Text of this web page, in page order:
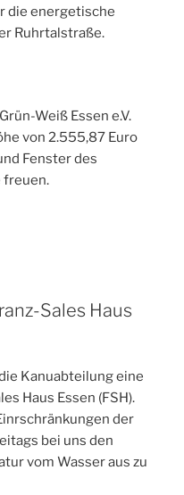
die energetische
Ruhrtalstraße.
Weiß Essen e.V.
von 2.555,87 Euro
Fenster des
freuen.
Sales Haus
Kanuabteilung eine
Haus Essen (FSH).
der
bei uns den
vom Wasser aus zu